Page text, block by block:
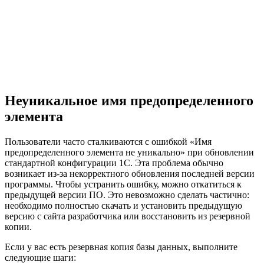
Неуникальное имя предопределенного
элемента
Пользователи часто сталкиваются с ошибкой «Имя
предопределенного элемента не уникально» при обновлении
стандартной конфигурации 1С. Эта проблема обычно
возникает из-за некорректного обновления последней версии
программы. Чтобы устранить ошибку, можно откатиться к
предыдущей версии ПО. Это невозможно сделать частично:
необходимо полностью скачать и установить предыдущую
версию с сайта разработчика или восстановить из резервной
копии.
Если у вас есть резервная копия базы данных, выполните
следующие шаги: